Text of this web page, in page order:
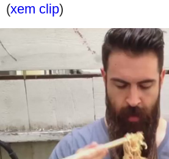
(xem clip)